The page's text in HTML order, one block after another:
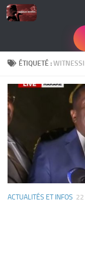
Skip to content
ÉTIQUETÉ :
ACTUALITÉS ET INFOS